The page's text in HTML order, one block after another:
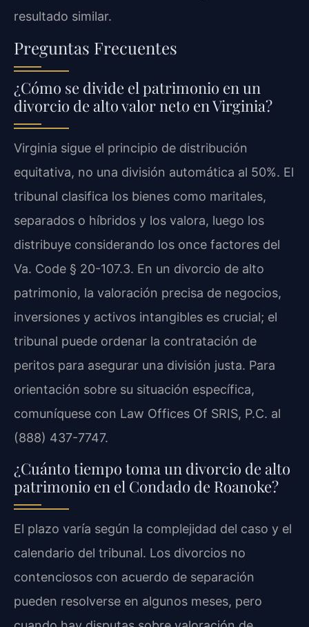
resultado similar.
Preguntas Frecuentes
¿Cómo se divide el patrimonio en un
divorcio de alto valor neto en Virginia?
Virginia sigue el principio de distribución
equitativa, no una división automática al 50%. El
tribunal clasifica los bienes como maritales,
separados o híbridos y los valora, luego los
distribuye considerando los once factores del
Va. Code § 20-107.3. En un divorcio de alto
patrimonio, la valoración precisa de negocios,
inversiones y activos intangibles es crucial; el
tribunal puede ordenar la contratación de
peritos para asegurar una división justa. Para
orientación sobre su situación específica,
comuníquese con Law Offices Of SRIS, P.C. al
(888) 437-7747.
¿Cuánto tiempo toma un divorcio de alto
patrimonio en el Condado de Roanoke?
El plazo varía según la complejidad del caso y el
calendario del tribunal. Los divorcios no
contenciosos con acuerdo de separación
pueden resolverse en algunos meses, pero